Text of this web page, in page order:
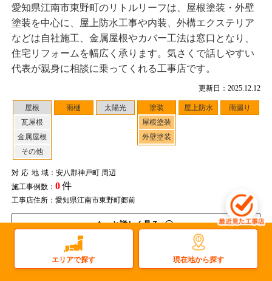
更新日：2025.12.12
屋根
瓦屋根
金属屋根
その他
雨樋 太陽光
塗装
屋根塗装
外壁塗装
屋上防水 雨漏り
対応地域：安八郡神戸町 周辺
施工事例数： 0件
工事店住所：愛知県江南市東野町郷前
もっと詳しく見る
愛知県江南市東野町のリトルリーフは、屋根塗装・外壁
塗装を中心に、屋上防水工事や内装、外構エクステリア
などは自社施工、金属屋根やカバー工法は窓口となり、
住宅リフォームを幅広く承ります。気さくで話しやすい
代表が親身に相談に乗ってくれる工事店です。
エリアで探す 現在地から探す